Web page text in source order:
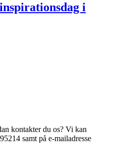
i
kontakter du os? Vi kan
samt på e-mailadresse